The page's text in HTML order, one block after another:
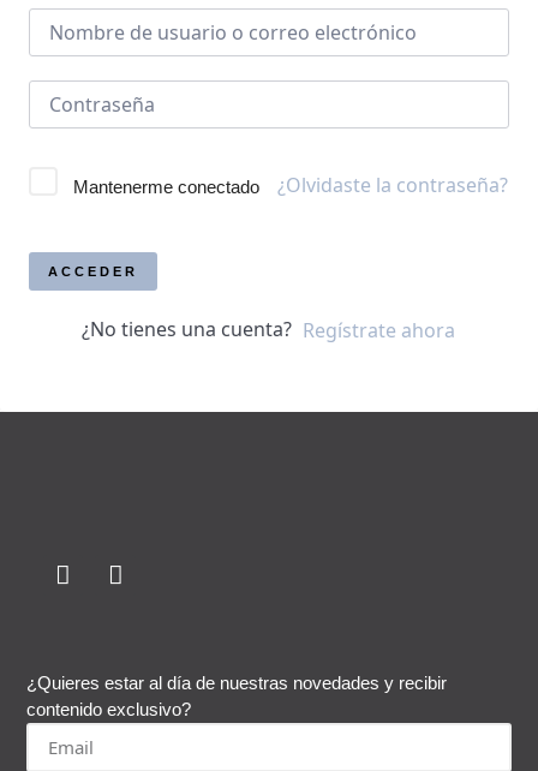
Mantenerme conectado ¿Olvidaste la contraseña?
ACCEDER
¿No tienes una cuenta? Regístrate ahora
¿Quieres estar al día de nuestras novedades y recibir
contenido exclusivo?